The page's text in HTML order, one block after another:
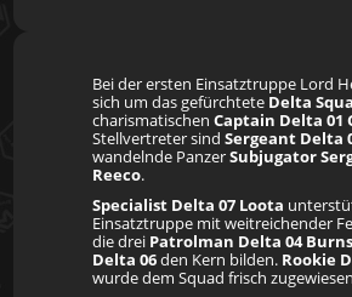
Bei der ersten Einsatztruppe Lord
sich um das gefürchtete Delta
charismatischen Captain Delta 01
Stellvertreter sind Sergeant Delta
wandelnde PanzerSubjugator
Reeco.
Specialist Delta 07 Loota
Einsatztruppe mit weitreichender
die drei Patrolman Delta 04 Burns
Delta 06den Kern bilden. Rookie
wurde dem Squad frisch